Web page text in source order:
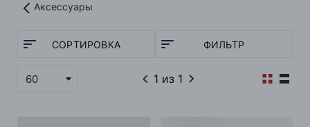
Аксессуары
СОРТИРОВКА ФИЛЬТР
60 1 из 1